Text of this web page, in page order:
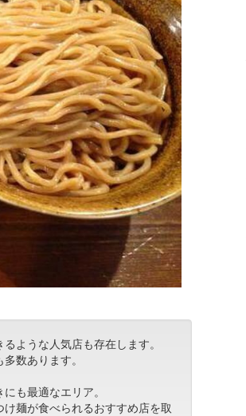
ような人気店も存在します。
数あります。
も最適なエリア。
麺が食べられるおすすめ店を取